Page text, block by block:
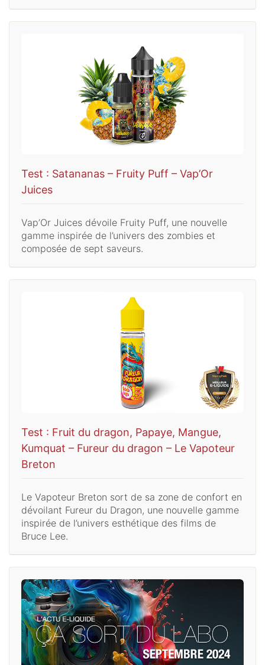
Test : Satananas – Fruity Puff – Vap’Or
Juices
Vap’Or Juices dévoile Fruity Puff, une nouvelle
gamme inspirée de l’univers des zombies et
composée de sept saveurs.
Test : Fruit du dragon, Papaye, Mangue,
Kumquat – Fureur du dragon – Le Vapoteur
Breton
Le Vapoteur Breton sort de sa zone de confort en
dévoilant Fureur du Dragon, une nouvelle gamme
inspirée de l’univers esthétique des films de
Bruce Lee.